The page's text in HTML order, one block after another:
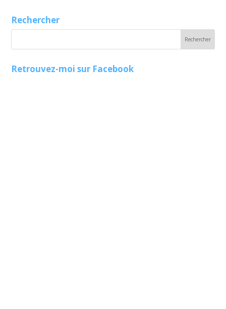
Rechercher
Retrouvez-moi sur Facebook